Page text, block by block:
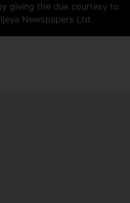
giving the due courtesy to
Newspapers Ltd.